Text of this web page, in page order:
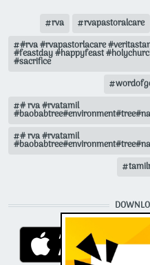
rva rvapastoralcare
#rva #rvapastorlacare
#feastday #happyfeast
#sacrifice
# rva #rvatamil
# rva #rvatamil